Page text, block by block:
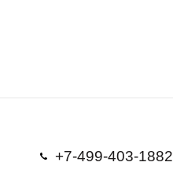
+7-499-403-1882